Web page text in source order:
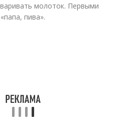
молоток. Первыми
пива».